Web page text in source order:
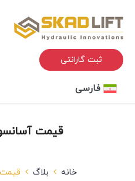
ثبت گارانتی
فارسی
قیمت
خانه بلاگ